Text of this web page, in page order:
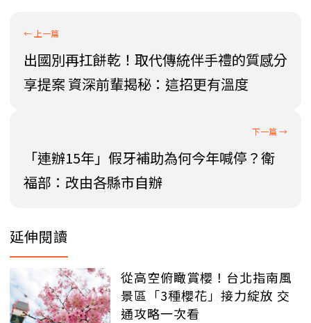
出國別再扛餅乾！取代傳統伴手禮的質感分
享提案 資深前輩揭秘：這招更有溫度
「連辦15年」假牙補助為何今年喊停？衛
福部：改由各縣市自辦
延伸閱讀
從高空俯瞰賞櫻！台北指南風
景區「3種櫻花」接力綻放 交
通攻略一次看